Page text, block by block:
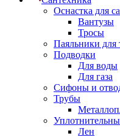
Оснастка для
Вантузы
Тросы
Паяльники для
Подводки
Для воды
Для газа
Сифоны и
Трубы
Лен